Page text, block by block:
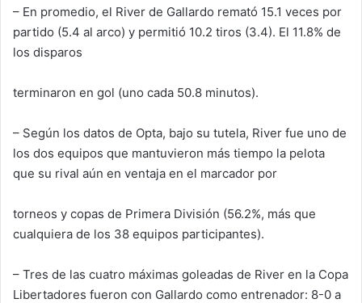
– En promedio, el River de Gallardo remató 15.1 veces por
partido (5.4 al arco) y permitió 10.2 tiros (3.4). El 11.8% de
los disparos
terminaron en gol (uno cada 50.8 minutos).
– Según los datos de Opta, bajo su tutela, River fue uno de
los dos equipos que mantuvieron más tiempo la pelota
que su rival aún en ventaja en el marcador por
torneos y copas de Primera División (56.2%, más que
cualquiera de los 38 equipos participantes).
– Tres de las cuatro máximas goleadas de River en la Copa
Libertadores fueron con Gallardo como entrenador: 8-0 a